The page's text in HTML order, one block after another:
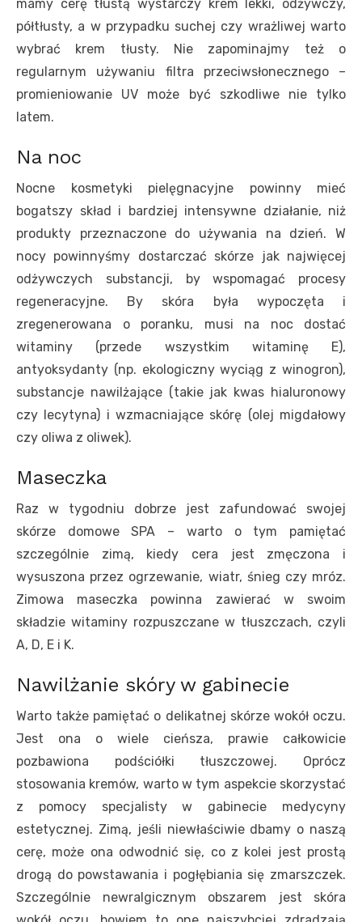
mamy cerę tłustą wystarczy krem lekki, odżywczy,
półtłusty, a w przypadku suchej czy wrażliwej warto
wybrać krem tłusty. Nie zapominajmy też o
regularnym używaniu filtra przeciwsłonecznego –
promieniowanie UV może być szkodliwe nie tylko
latem.
Na noc
Nocne kosmetyki pielęgnacyjne powinny mieć
bogatszy skład i bardziej intensywne działanie, niż
produkty przeznaczone do używania na dzień. W
nocy powinnyśmy dostarczać skórze jak najwięcej
odżywczych substancji, by wspomagać procesy
regeneracyjne. By skóra była wypoczęta i
zregenerowana o poranku, musi na noc dostać
witaminy (przede wszystkim witaminę E),
antyoksydanty (np. ekologiczny wyciąg z winogron),
substancje nawilżające (takie jak kwas hialuronowy
czy lecytyna) i wzmacniające skórę (olej migdałowy
czy oliwa z oliwek).
Maseczka
Raz w tygodniu dobrze jest zafundować swojej
skórze domowe SPA – warto o tym pamiętać
szczególnie zimą, kiedy cera jest zmęczona i
wysuszona przez ogrzewanie, wiatr, śnieg czy mróz.
Zimowa maseczka powinna zawierać w swoim
składzie witaminy rozpuszczane w tłuszczach, czyli
A, D, E i K.
Nawilżanie skóry w gabinecie
Warto także pamiętać o delikatnej skórze wokół oczu.
Jest ona o wiele cieńsza, prawie całkowicie
pozbawiona podściółki tłuszczowej. Oprócz
stosowania kremów, warto w tym aspekcie skorzystać
z pomocy specjalisty w gabinecie medycyny
estetycznej. Zimą, jeśli niewłaściwie dbamy o naszą
cerę, może ona odwodnić się, co z kolei jest prostą
drogą do powstawania i pogłębiania się zmarszczek.
Szczególnie newralgicznym obszarem jest skóra